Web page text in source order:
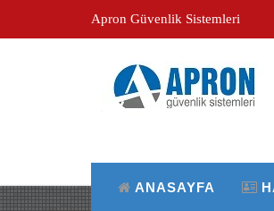
Apron Güvenlik Sistemleri
ANASAYFA